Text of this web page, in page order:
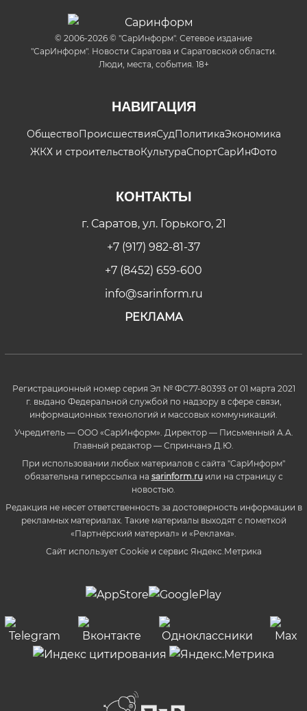
© 2006-2026 © "СарИнформ". Сетевое издание
"СарИнформ". Новости Саратова и Саратовской области.
Люди, места, события. 18+
НАВИГАЦИЯ
ОбществоПроисшествияСудПолитикаЭкономика
ЖКХ и строительствоКультураСпортСарИнФото
КОНТАКТЫ
г. Саратов, ул. Горького, 21
+7 (917) 982-81-37
+7 (8452) 659-600
info@sarinform.ru
РЕКЛАМА
Регистрационный номер серия Эл № ФС77-80393 от 01 марта 2021
г. выдано Федеральной службой по надзору в сфере связи,
информационных технологий и массовых коммуникаций.
Учредитель — ООО «СарИнформ». Директор — Письменный А.А.
Главный редактор — Спринчанэ Д.Ю.
При использовании любых материалов с сайта "СарИнформ"
обязательна гиперссылка на sarinform.ruили на страницу с
новостью.
Редакция не несет ответственность за достоверность информации в
рекламных материалах. Такие материалы выходят с пометкой
«Партнёрский материал» и «Реклама».
Сайт использует Cookie и сервиc Яндекс.Метрика